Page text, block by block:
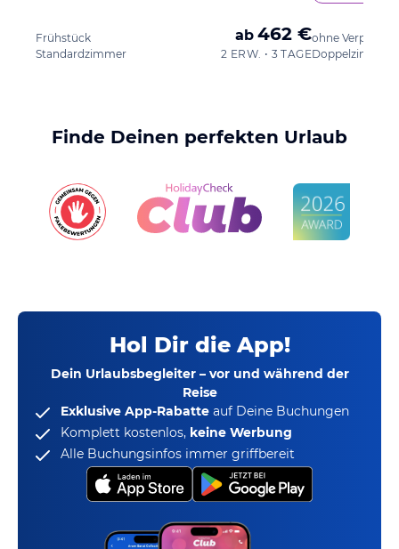
Frühstück
Standardzimmer
ab 462 €
2 ERW. • 3 TAGE
ohne
Doppelzimmer
Finde Deinen perfekten Urlaub
Hol Dir die App!
Dein Urlaubsbegleiter – vor und während der
Reise
Exklusive App-Rabatte auf Deine Buchungen
Komplett kostenlos, keine Werbung
Alle Buchungsinfos immer griffbereit